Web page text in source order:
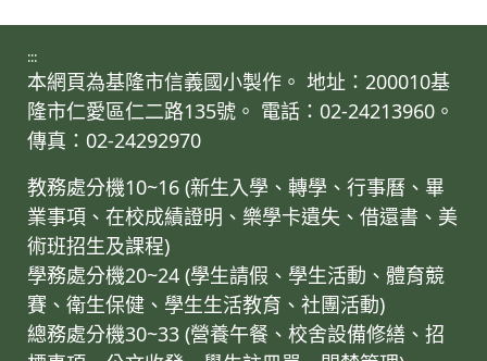
:::
本網頁為基隆市信義國小製作。 地址：200010基
隆市仁愛區仁二路135號。 電話：02-24213960。
傳真：02-24292970
教務處分機10~16 (新生入學、轉學、行事曆、畢
業事項、在校成績證明、樂學卡遺失、借還書、美
術班招生及課程)
學務處分機20~24 (學生請假、學生活動、體育競
賽、衛生保健、學生生活教育、社團活動)
總務處分機30~33 (營養午餐、校舍設備修繕、招